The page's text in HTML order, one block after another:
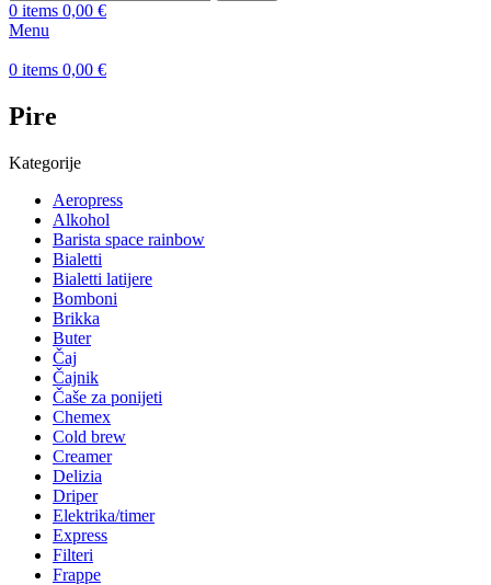
0 items 0,00 €
Menu
0 items 0,00 €
Pire
Kategorije
Aeropress
Alkohol
Barista space rainbow
Bialetti
Bialetti latijere
Bomboni
Brikka
Buter
Čaj
Čajnik
Čaše za ponijeti
Chemex
Cold brew
Creamer
Delizia
Driper
Elektrika/timer
Express
Filteri
Frappe